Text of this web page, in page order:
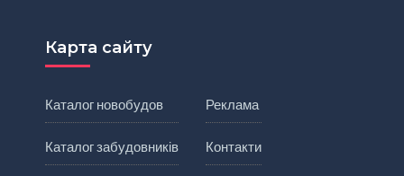
Карта сайту
Каталог новобудов
Каталог забудовників
Реклама
Контакти